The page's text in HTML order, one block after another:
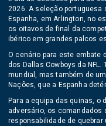
2026. A seleção portuguesa
Espanha, em Arlington, no
os oitavos de final da
ibérico em grandes palcos
O cenário para este embate
dos Dallas Cowboys da
mundial, mas também de
Nações, que a Espanha
Para a equipa das quinas, o
adversário, os comandados
responsabilidade de